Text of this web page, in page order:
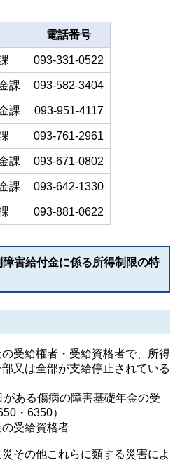
電話番号
093-331-0522
課 093-582-3404
課 093-951-4117
093-761-2961
課 093-671-0802
課 093-642-1330
093-881-0622
害給付金に係る所得制限の特
給権者・受給資格者で、所得
又は全部が支給停止されている
ある傷病の障害基礎年金の受
・6350）
受給資格者
の他これらに類する災害によ